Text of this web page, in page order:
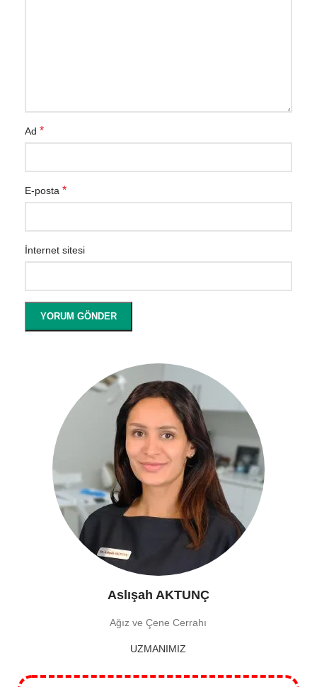
Aslışah AKTUNÇ
Ağız ve Çene Cerrahı
UZMANIMIZ
Ad *
E-posta *
İnternet sitesi